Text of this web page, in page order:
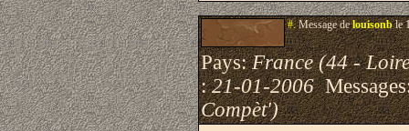
#.Message delouisonble
Pays:France (44 -
:21-01-2006
Compèt')